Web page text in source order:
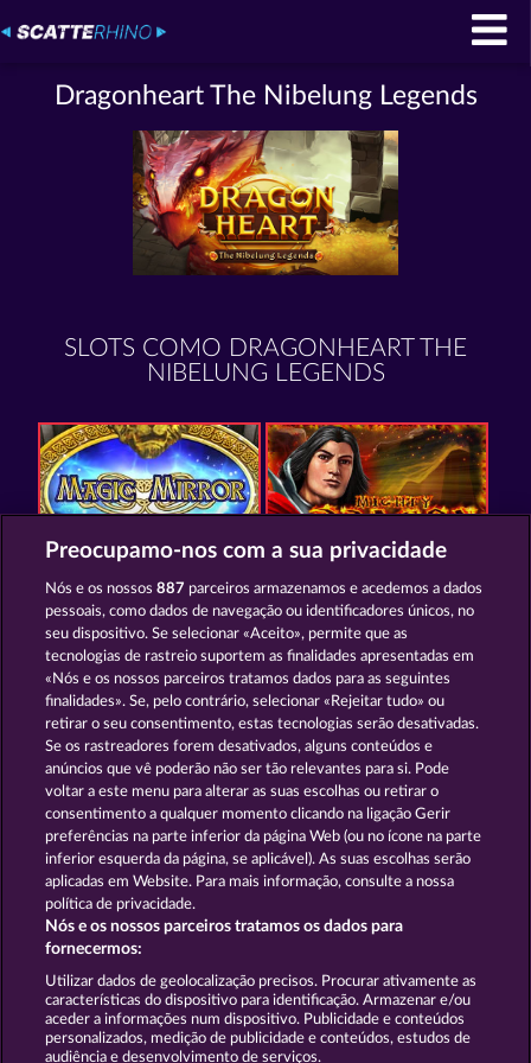
Dragonheart The Nibelung Legends
SLOTS COMO DRAGONHEART THE
NIBELUNG LEGENDS
Magic Mirror Mighty Dragon
Magic Stone
Termos e Condições
Declaração de Privacidade Marca
Empresa Perguntas frequentes
Enviar pedido de rescisão
Preocupamo-nos com a sua privacidade
Nós e os nossos887 parceiros armazenamos e acedemos a dados
pessoais, como dados de navegação ou identificadores únicos, no
seu dispositivo. Se selecionar «Aceito», permite que as
tecnologias de rastreio suportem as finalidades apresentadas em
«Nós e os nossos parceiros tratamos dados para as seguintes
finalidades». Se, pelo contrário, selecionar «Rejeitar tudo» ou
retirar o seu consentimento, estas tecnologias serão desativadas.
Se os rastreadores forem desativados, alguns conteúdos e
anúncios que vê poderão não ser tão relevantes para si. Pode
voltar a este menu para alterar as suas escolhas ou retirar o
consentimento a qualquer momento clicando na ligação Gerir
preferências na parte inferior da página Web (ou no ícone na parte
inferior esquerda da página, se aplicável). As suas escolhas serão
aplicadas em Website. Para mais informação, consulte a nossa
política de privacidade.
Nós e os nossos parceiros tratamos os dados para
fornecermos:
Utilizar dados de geolocalização precisos. Procurar ativamente as
características do dispositivo para identificação. Armazenar e/ou
aceder a informações num dispositivo. Publicidade e conteúdos
personalizados, medição de publicidade e conteúdos, estudos de
audiência e desenvolvimento de serviços.